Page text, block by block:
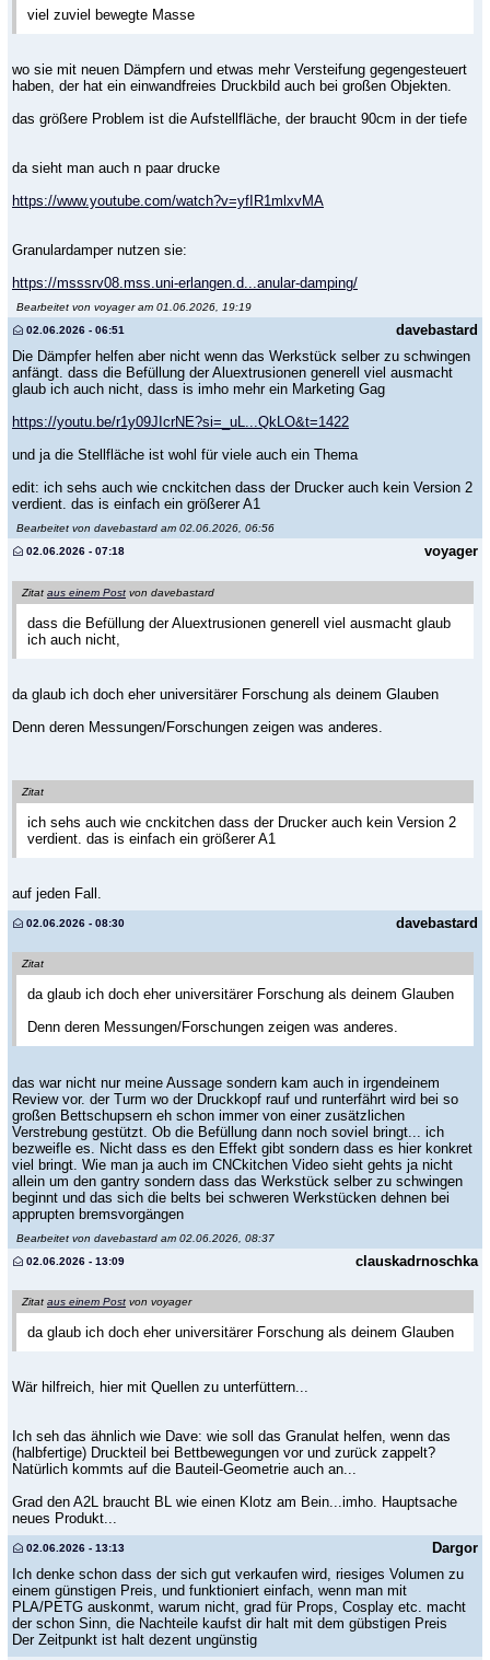
viel zuviel bewegte Masse
wo sie mit neuen Dämpfern und etwas mehr Versteifung gegengesteuert
haben, der hat ein einwandfreies Druckbild auch bei großen Objekten.
das größere Problem ist die Aufstellfläche, der braucht 90cm in der tiefe
da sieht man auch n paar drucke
https://www.youtube.com/watch?v=yfIR1mlxvMA
Granulardamper nutzen sie:
https://msssrv08.mss.uni-erlangen.d...anular-damping/
Bearbeitet von voyager am 01.06.2026, 19:19
davebastard
02.06.2026 - 06:51
Die Dämpfer helfen aber nicht wenn das Werkstück selber zu schwingen
anfängt. dass die Befüllung der Aluextrusionen generell viel ausmacht
glaub ich auch nicht, dass is imho mehr ein Marketing Gag
https://youtu.be/r1y09JIcrNE?si=_uL...QkLO&t=1422
und ja die Stellfläche ist wohl für viele auch ein Thema
edit: ich sehs auch wie cnckitchen dass der Drucker auch kein Version 2
verdient. das is einfach ein größerer A1
Bearbeitet von davebastard am 02.06.2026, 06:56
voyager
02.06.2026 - 07:18
Zitat aus einem Post von davebastard
dass die Befüllung der Aluextrusionen generell viel ausmacht glaub
ich auch nicht,
da glaub ich doch eher universitärer Forschung als deinem Glauben
Denn deren Messungen/Forschungen zeigen was anderes.
Zitat
ich sehs auch wie cnckitchen dass der Drucker auch kein Version 2
verdient. das is einfach ein größerer A1
auf jeden Fall.
davebastard
02.06.2026 - 08:30
Zitat
da glaub ich doch eher universitärer Forschung als deinem Glauben
Denn deren Messungen/Forschungen zeigen was anderes.
das war nicht nur meine Aussage sondern kam auch in irgendeinem
Review vor. der Turm wo der Druckkopf rauf und runterfährt wird bei so
großen Bettschupsern eh schon immer von einer zusätzlichen
Verstrebung gestützt. Ob die Befüllung dann noch soviel bringt... ich
bezweifle es. Nicht dass es den Effekt gibt sondern dass es hier konkret
viel bringt. Wie man ja auch im CNCkitchen Video sieht gehts ja nicht
allein um den gantry sondern dass das Werkstück selber zu schwingen
beginnt und das sich die belts bei schweren Werkstücken dehnen bei
apprupten bremsvorgängen
Bearbeitet von davebastard am 02.06.2026, 08:37
clauskadrnoschka
02.06.2026 - 13:09
Zitat aus einem Post von voyager
da glaub ich doch eher universitärer Forschung als deinem Glauben
Wär hilfreich, hier mit Quellen zu unterfüttern...
Ich seh das ähnlich wie Dave: wie soll das Granulat helfen, wenn das
(halbfertige) Druckteil bei Bettbewegungen vor und zurück zappelt?
Natürlich kommts auf die Bauteil-Geometrie auch an...
Grad den A2L braucht BL wie einen Klotz am Bein...imho. Hauptsache
neues Produkt...
Dargor
02.06.2026 - 13:13
Ich denke schon dass der sich gut verkaufen wird, riesiges Volumen zu
einem günstigen Preis, und funktioniert einfach, wenn man mit
PLA/PETG auskonmt, warum nicht, grad für Props, Cosplay etc. macht
der schon Sinn, die Nachteile kaufst dir halt mit dem gübstigen Preis
Der Zeitpunkt ist halt dezent ungünstig